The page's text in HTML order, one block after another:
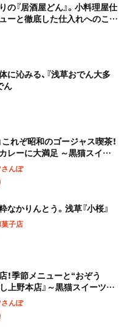
の『居酒屋どん』。小料理屋仕
ーと徹底した仕入れへのこだ
に沁みる、『浅草おでん大多
ん
これぞ昭和のゴージャス喫茶！
レーに大満足 ～黒猫スイー
んぽ
かりんとう。浅草『小桜』
子店
！季節メニューと“おぞう
上野本店』～黒猫スイーツ散
んぽ